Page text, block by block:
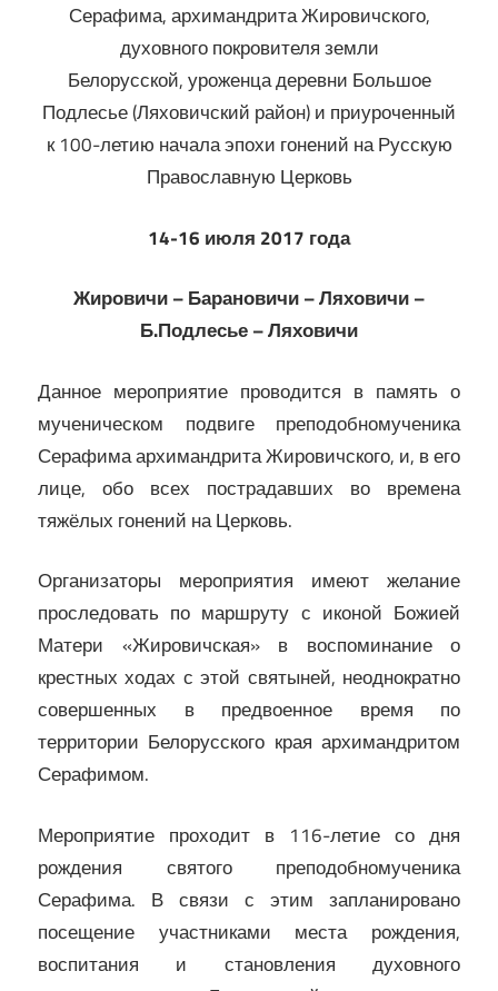
Серафима, архимандрита Жировичского,
духовного покровителя земли
Белорусской, уроженца деревни Большое
Подлесье (Ляховичский район) и приуроченный
к 100-летию начала эпохи гонений на Русскую
Православную Церковь
14-16 июля 2017 года
Жировичи – Барановичи – Ляховичи –
Б.Подлесье – Ляховичи
Данное мероприятие проводится в память о
мученическом подвиге преподобномученика
Серафима архимандрита Жировичского, и, в его
лице, обо всех пострадавших во времена
тяжёлых гонений на Церковь.
Организаторы мероприятия имеют желание
проследовать по маршруту с иконой Божией
Матери «Жировичская» в воспоминание о
крестных ходах с этой святыней, неоднократно
совершенных в предвоенное время по
территории Белорусского края архимандритом
Серафимом.
Мероприятие проходит в 116-летие со дня
рождения святого преподобномученика
Серафима. В связи с этим запланировано
посещение участниками места рождения,
воспитания и становления духовного